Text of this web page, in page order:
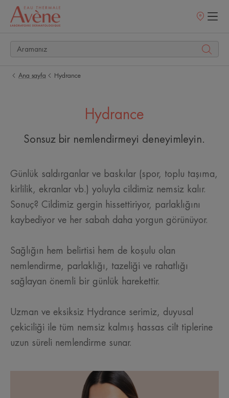
Satış
Ana sayfa Hydrance
Hydrance
Sonsuz bir nemlendirmeyi deneyimleyin.
Günlük saldırganlar ve baskılar (spor, toplu taşıma,
kirlilik, ekranlar vb.) yoluyla cildimiz nemsiz kalır.
Sonuç? Cildimiz gergin hissettiriyor, parlaklığını
kaybediyor ve her sabah daha yorgun görünüyor.
Sağlığın hem belirtisi hem de koşulu olan
nemlendirme, parlaklığı, tazeliği ve rahatlığı
sağlayan önemli bir günlük harekettir.
Uzman ve eksiksiz Hydrance serimiz, duyusal
çekiciliği ile tüm nemsiz kalmış hassas cilt tiplerine
uzun süreli nemlendirme sunar.